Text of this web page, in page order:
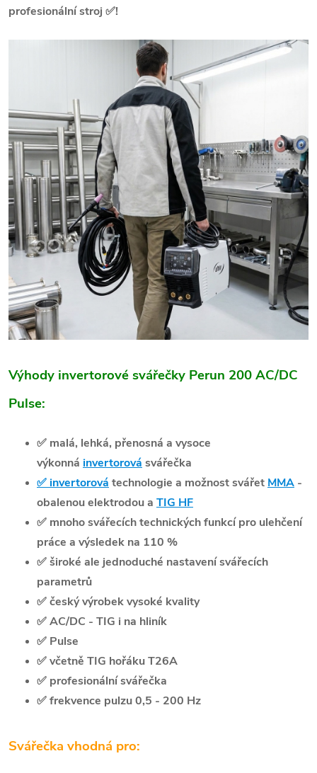
profesionální stroj ✅!
Výhody invertorové svářečky Perun 200 AC/DC
Pulse:
✅ malá, lehká, přenosná a vysoce
výkonná invertorová svářečka
✅ invertorová technologie a možnost svářet MMA -
obalenou elektrodou a TIG HF
✅ mnoho svářecích technických funkcí pro ulehčení
práce a výsledek na 110 %
✅široké ale jednoduché nastavení svářecích
parametrů
✅český výrobek vysoké kvality
✅AC/DC - TIG i na hliník
✅ Pulse
✅včetně TIG hořáku T26A
✅ profesionální svářečka
✅ frekvence pulzu 0,5 - 200 Hz
Svářečka vhodná pro: